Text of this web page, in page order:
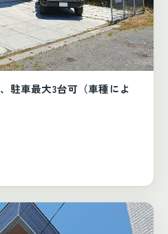
駐車最大3台可（車種によ